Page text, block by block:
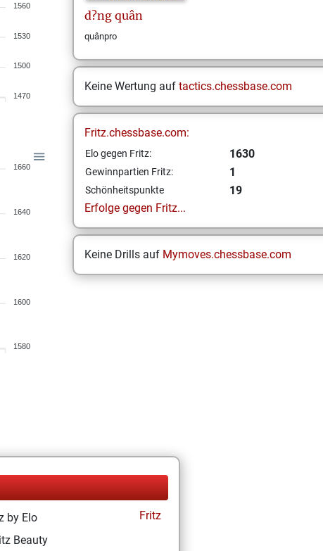
1560
1530
1500
1470
1660
1640
1620
1600
1580
d?ng quân
quânpro
Keine Wertung auf tactics.chessbase.com
Fritz.chessbase.com:
Elo gegen Fritz: 1630
Gewinnpartien Fritz: 1
Schönheitspunkte
19
Erfolge gegen Fritz...
Keine Drills auf Mymoves.chessbase.com
by Elo
Fritz
Beauty